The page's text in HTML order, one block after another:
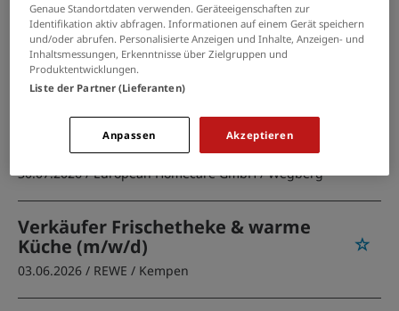
Servicekraft -Küchenh. (m/w/d)
04.08.2026 /Pizzeria-Restaurant Mario e Rino
Waldfeucht
Stellvertretende Küchenleitung
(m/w/d)
30.07.2026 /European Homecare GmbH / Wegberg
Verkäufer Frischetheke & warme
Küche (m/w/d)
03.06.2026 / REWE / Kempen
Genaue Standortdaten verwenden. Geräteeigenschaften zur
Identifikation aktiv abfragen. Informationen auf einem Gerät speichern
und/oder abrufen. Personalisierte Anzeigen und Inhalte, Anzeigen- und
Inhaltsmessungen, Erkenntnisse über Zielgruppen und
Produktentwicklungen.
Liste der Partner (Lieferanten)
Akzeptieren
Anpassen